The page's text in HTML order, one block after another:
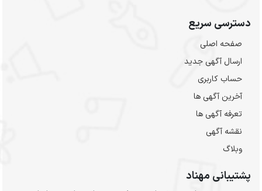
دسترسی سریع
صفحه اصلی
ارسال‌ آگهی جدید
حساب کاربری
آخرین آگهی ها
تعرفه آگهی ها
نقشه آگهی
وبلاگ
پشتیبانی مهناد